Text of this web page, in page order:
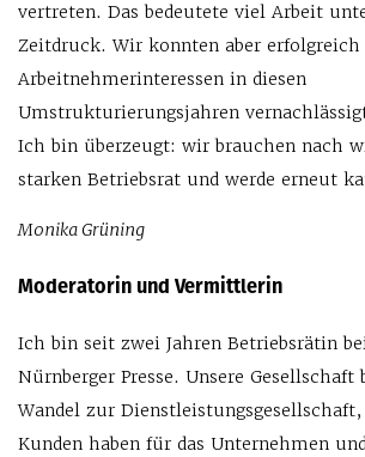
vertreten. Das bedeutete viel Arbeit
Zeitdruck. Wir konnten aber erfolgreich
Arbeitnehmerinteressen in diesen
Umstrukturierungsjahren
Ich bin überzeugt: wir brauchen nach
starken Betriebsrat und werde erneut
Monika Grüning
Moderatorin und Vermittlerin
Ich bin seit zwei Jahren Betriebsrätin
Nürnberger Presse. Unsere
Wandel zur
Kunden haben für das Unternehmen